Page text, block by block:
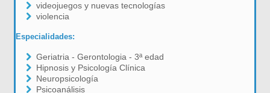
videojuegos y nuevas tecnologías
violencia
Especialidades:
Geriatria - Gerontologia - 3ª edad
Hipnosis y Psicología Clínica
Neuropsicología
Psicoanálisis